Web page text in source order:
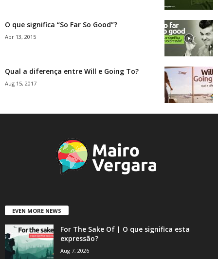
O que significa “So Far So Good”?
Apr 13, 2015
Qual a diferença entre Will e Going To?
Aug 15, 2017
EVEN MORE NEWS
For The Sake Of | O que significa esta
expressão?
Aug 7, 2026